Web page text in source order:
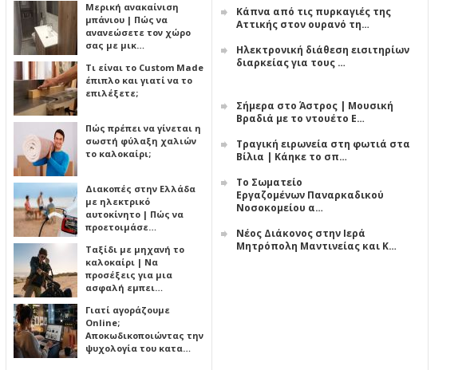
Μερική ανακαίνιση
μπάνιου | Πώς να
ανανεώσετε τον χώρο
σας με μικ…
Τι είναι το Custom Made
έπιπλο και γιατί να το
επιλέξετε;
Πώς πρέπει να γίνεται η
σωστή φύλαξη χαλιών
το καλοκαίρι;
Διακοπές στην Ελλάδα
με ηλεκτρικό
αυτοκίνητο | Πώς να
προετοιμάσε…
Ταξίδι με μηχανή το
καλοκαίρι | Να
προσέξεις για μια
ασφαλή εμπει…
Γιατί αγοράζουμε
Online;
Αποκωδικοποιώντας την
ψυχολογία του κατα…
Κάπνα από τις πυρκαγιές της
Αττικής στον ουρανό τη…
Ηλεκτρονική διάθεση εισιτηρίων
διαρκείας για τους …
Σήμερα στο Άστρος | Μουσική
Βραδιά με το ντουέτο Ε…
Τραγική ειρωνεία στη φωτιά στα
Βίλια | Κάηκε το σπ…
Το Σωματείο
Εργαζομένων Παναρκαδικού
Νοσοκομείου α…
Νέος Διάκονος στην Ιερά
Μητρόπολη Μαντινείας και Κ…